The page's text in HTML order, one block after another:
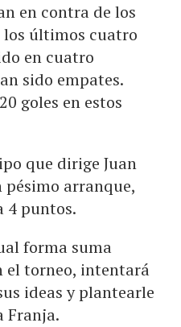
en contra de los
los últimos cuatro
en cuatro
sido empates.
goles en estos
que dirige Juan
pésimo arranque,
4 puntos.
forma suma
el torneo, intentará
ideas y plantearle
Franja.